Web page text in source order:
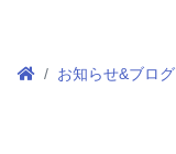
お知らせ&ブログ